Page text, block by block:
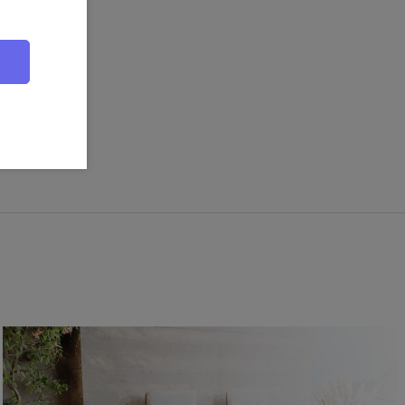
Komfort und passt sich perfekt an Ihre Sitzmöbel an.
gleich acht Kissen für Ihre Sitzmöbel. Ob für eine große
Polsterung – mit diesem Set sind Sie bestens ausgestattet
für sich und Ihre Gäste.